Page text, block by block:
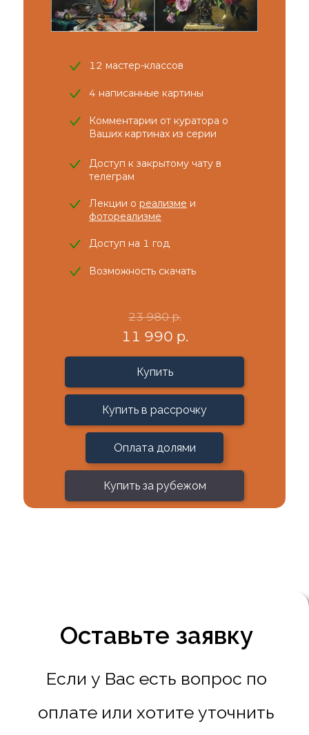
12 мастер-классов
4 написанные картины
Комментарии от куратора о
Ваших картинах из серии
Доступ к закрытому чату в
телеграм
Лекции о реализме и
фотореализме
Доступ на 1 год
Возможность скачать
23 980 р.
11 990 р.
Купить
Купить в рассрочку
Оплата долями
Купить за рубежом
Оставьте заявку
Если у Вас есть вопрос по
оплате или хотите уточнить